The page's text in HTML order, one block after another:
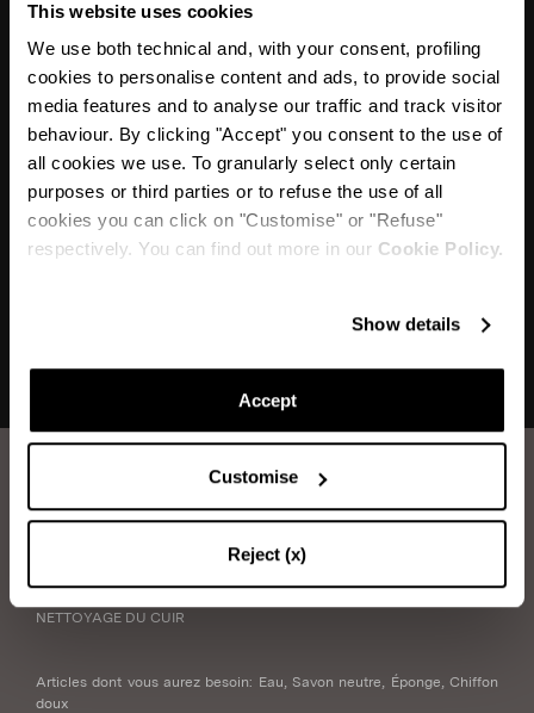
This website uses cookies
We use both technical and, with your consent, profiling
cookies to personalise content and ads, to provide social
media features and to analyse our traffic and track visitor
behaviour. By clicking "Accept" you consent to the use of
all cookies we use. To granularly select only certain
purposes or third parties or to refuse the use of all
cookies you can click on "Customise" or "Refuse"
respectively. You can find out more in our Cookie Policy.
Show details
Accept
Customise
Reject (x)
«Extrêmement sophistiquée, la sandale Twist
fera tomber toute femme amoureuse. Fabriqués
en cuir nappa souple, elles cachent un double
rembourrage interne qui apportera un confort
supplémentaire. Elles deviendront vos sandales
incontournables à porter en toute occasion.»
Comment prendre soin de vos chaussures
NETTOYAGE DU CUIR
Articles dont vous aurez besoin: Eau, Savon neutre, Éponge, Chiffon
doux